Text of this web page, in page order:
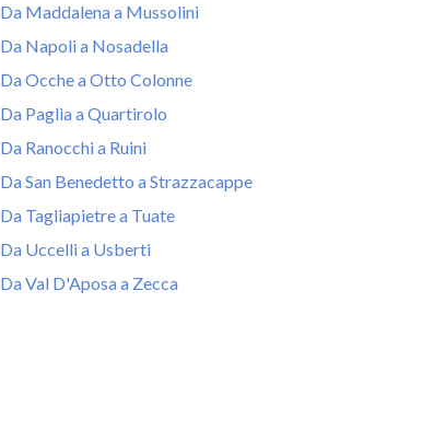
Da Maddalena a Mussolini
Da Napoli a Nosadella
Da Ocche a Otto Colonne
Da Paglia a Quartirolo
Da Ranocchi a Ruini
Da San Benedetto a Strazzacappe
Da Tagliapietre a Tuate
Da Uccelli a Usberti
Da Val D'Aposa a Zecca